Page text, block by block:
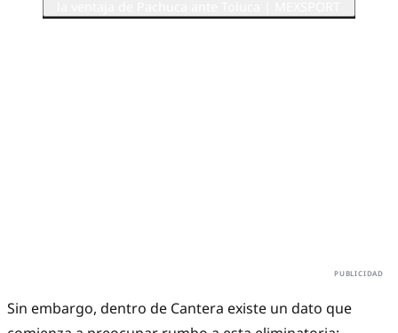
Sin embargo, dentro de Cantera existe un dato que